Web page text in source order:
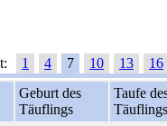
1 4 7 10 13
16
Geburt des
Täuflings
Taufe
Täuflings